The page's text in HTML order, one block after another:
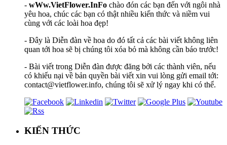
- wWw.VietFlower.InFo chào đón các bạn đến với ngôi nhà
yêu hoa, chúc các bạn có thật nhiều kiến thức và niềm vui
cùng với các loài hoa đẹp!
- Đây là Diễn đàn về hoa do đó tất cả các bài viết không liên
quan tới hoa sẽ bị chúng tôi xóa bỏ mà không cần báo trước!
- Bài viết trong Diễn đàn được đăng bởi các thành viên, nếu
có khiếu nại về bản quyền bài viết xin vui lòng gửi email tới:
contact@vietflower.info, chúng tôi sẽ xử lý ngay khi có thể.
KIẾN THỨC